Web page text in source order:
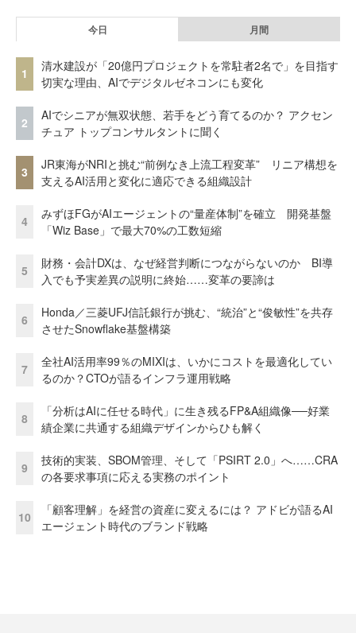
今日 月間
1
清水建設が「20億円プロジェクトを常駐者2名で」を目指す
切実な理由、AIでデジタルゼネコンにも変化
2
AIでシニアが無双状態、若手をどう育てるのか？ アクセン
チュア トップコンサルタントに聞く
3
JR東海がNRIと挑む“前例なき上流工程変革” リニア構想を
支えるAI活用と変化に適応できる組織設計
4
みずほFGがAIエージェントの“量産体制”を確立 開発基盤
「Wiz Base」で最大70%の工数短縮
5
財務・会計DXは、なぜ経営判断につながらないのか BI導
入でも予実差異の説明に終始……変革の要諦は
6
Honda／三菱UFJ信託銀行が挑む、“統治”と“俊敏性”を共存
させたSnowflake基盤構築
7
全社AI活用率99％のMIXIは、いかにコストを最適化してい
るのか？CTOが語るインフラ運用戦略
8
「分析はAIに任せる時代」に生き残るFP&A組織像──好業
績企業に共通する組織デザインからひも解く
9
技術的実装、SBOM管理、そして「PSIRT 2.0」へ……CRA
の各要求事項に応える実務のポイント
10
「顧客理解」を経営の資産に変えるには？ アドビが語るAI
エージェント時代のブランド戦略